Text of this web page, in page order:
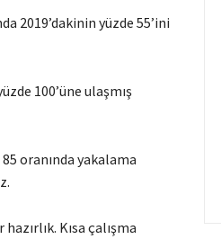
2019’dakinin yüzde 55’ini
100’üne ulaşmış
85 oranında yakalama
Kısa çalışma